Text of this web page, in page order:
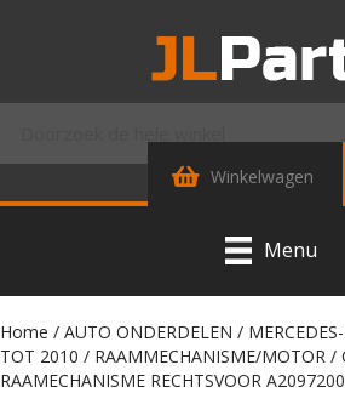
Winkelwagen
Menu
Home / AUTO ONDERDELEN /
TOT 2010 / RAAMMECHANISME/MOTOR /
RAAMECHANISME RECHTSVOOR